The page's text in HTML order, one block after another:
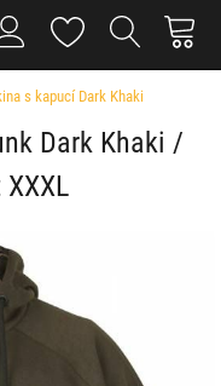
s kapucí Dark Khaki
Dark Khaki /